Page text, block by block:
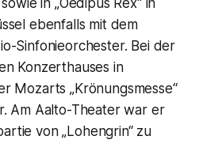
in „Oedipus Rex“ in
ebenfalls mit dem
Sinfonieorchester. Bei der
Konzerthauses in
Mozarts „Krönungsmesse“
Am Aalto-Theater war er
von „Lohengrin“ zu